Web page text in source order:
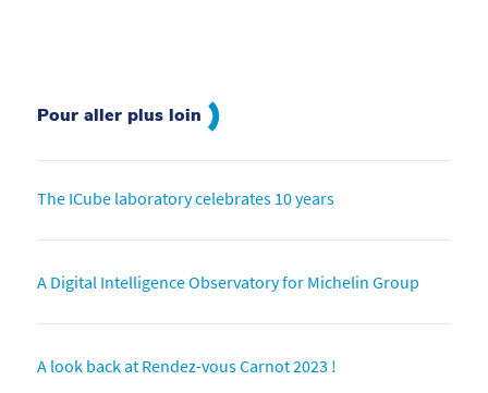
Pour aller plus loin
The ICube laboratory celebrates 10 years
A Digital Intelligence Observatory for Michelin Group
A look back at Rendez-vous Carnot 2023 !